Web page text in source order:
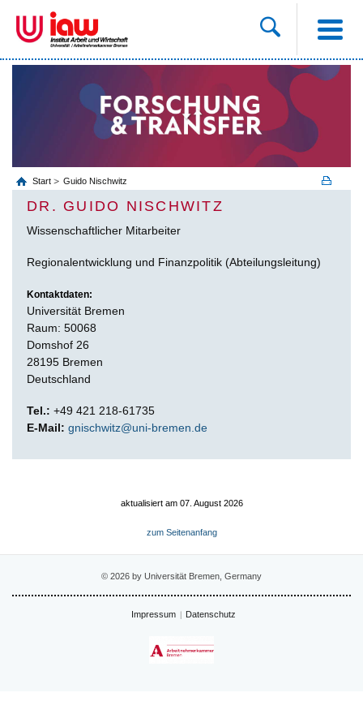
Start Guido Nischwitz
DR. GUIDO NISCHWITZ
Wissenschaftlicher Mitarbeiter
Regionalentwicklung und Finanzpolitik (Abteilungsleitung)
Kontaktdaten:
Universität Bremen
Raum: 50068
Domshof 26
28195 Bremen
Deutschland
Tel.: +49 421 218-61735
E-Mail: gnischwitz@uni-bremen.de
aktualisiert am 07. August 2026
zum Seitenanfang
© 2026 by Universität Bremen, Germany
Impressum Datenschutz